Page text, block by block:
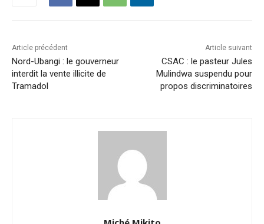
Article précédent
Nord-Ubangi : le gouverneur
interdit la vente illicite de
Tramadol
Article suivant
CSAC : le pasteur Jules
Mulindwa suspendu pour
propos discriminatoires